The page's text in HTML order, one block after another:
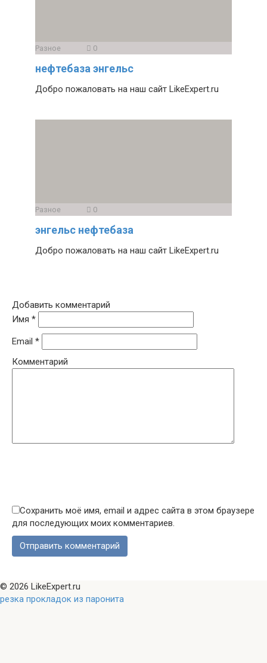
Разное 0
нефтебаза энгельс
Добро пожаловать на наш сайт LikeExpert.ru
Разное 0
энгельс нефтебаза
Добро пожаловать на наш сайт LikeExpert.ru
Добавить комментарий
Имя *
Email *
Комментарий
Сохранить моё имя, email и адрес сайта в этом браузере
для последующих моих комментариев.
© 2026 LikeExpert.ru
резка прокладок из паронита